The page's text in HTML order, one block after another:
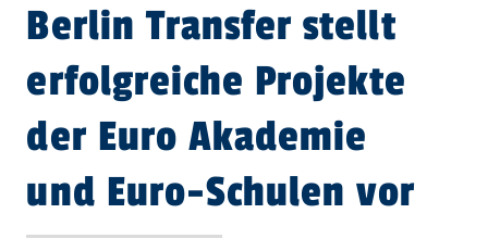
Berlin Transfer stellt
erfolgreiche Projekte
der Euro Akademie
und Euro-Schulen vor